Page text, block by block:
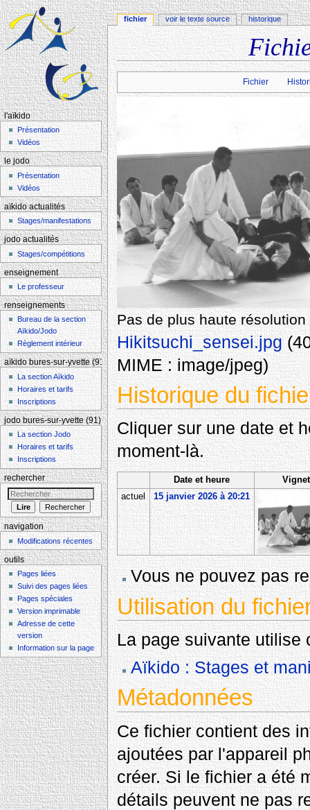
Aller à :navigation , rechercher
Fichier
Pas de plus haute
Hikitsuchi_sensei.jpg‎
MIME :image/jpeg)
Historique du
Cliquer sur une date et
moment-là.
Date et heure
actuel
15 janvier 2026 à 20:21
Vous ne pouvez pas
Utilisation du
La page suivante utilise
Aïkido : Stages et
Métadonnées
Ce fichier contient des
ajoutées par l'appareil
créer. Si le fichier a été
détails peuvent ne pas
fichier voir le texte source historique
l'aïkido
Présentation
Vidéos
le jodo
Présentation
Vidéos
aïkido actualités
Stages/manifestations
jodo actualités
Stages/compétitions
enseignement
Le professeur
renseignements
Bureau de la section
Aïkido/Jodo
Règlement intérieur
aïkido bures-sur-yvette (91)
La section Aïkido
Horaires et tarifs
Inscriptions
jodo bures-sur-yvette (91)
La section Jodo
Horaires et tarifs
Inscriptions
rechercher
navigation
Modifications récentes
outils
Pages liées
Suivi des pages liées
Pages spéciales
Version imprimable
Adresse de cette
version
Information sur la page